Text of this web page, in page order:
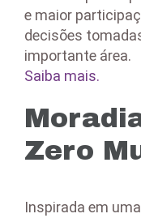
e maior
decisões
importante área.
Saiba mais.
Zero
Inspirada em